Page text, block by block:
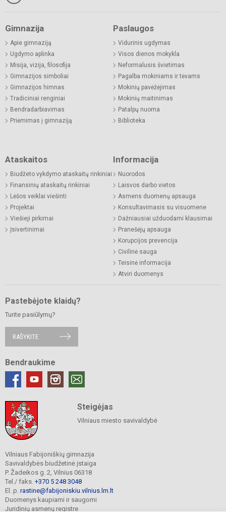
Gimnazija
Apie gimnaziją
Ugdymo aplinka
Misija, vizija, filosofija
Gimnazijos simboliai
Gimnazijos himnas
Tradiciniai renginiai
Bendradarbiavimas
Priėmimas į gimnaziją
Paslaugos
Vidurinis ugdymas
Visos dienos mokykla
Neformalusis švietimas
Pagalba mokiniams ir tėvams
Mokinių pavėžėjimas
Mokinių maitinimas
Patalpų nuoma
Biblioteka
Ataskaitos
Biudžeto vykdymo ataskaitų rinkiniai
Finansinių ataskaitų rinkiniai
Lėšos veiklai viešinti
Projektai
Viešieji pirkimai
Įsivertinimai
Informacija
Nuorodos
Laisvos darbo vietos
Asmens duomenų apsauga
Konsultavimasis su visuomene
Dažniausiai užduodami klausimai
Pranešėjų apsauga
Korupcijos prevencija
Civilinė sauga
Teisinė informacija
Atviri duomenys
Pastebėjote klaidų?
Turite pasiūlymų?
RAŠYKITE
Bendraukime
Steigėjas
Vilniaus miesto savivaldybė
Vilniaus Fabijoniškių gimnazija
Savivaldybės biudžetinė įstaiga
P. Žadeikos g. 2, Vilnius 06318
Tel./ faks. +370 5 248 3048
El. p. rastine@fabijoniskiu.vilnius.lm.lt
Duomenys kaupiami ir saugomi
Juridinių asmenų registre